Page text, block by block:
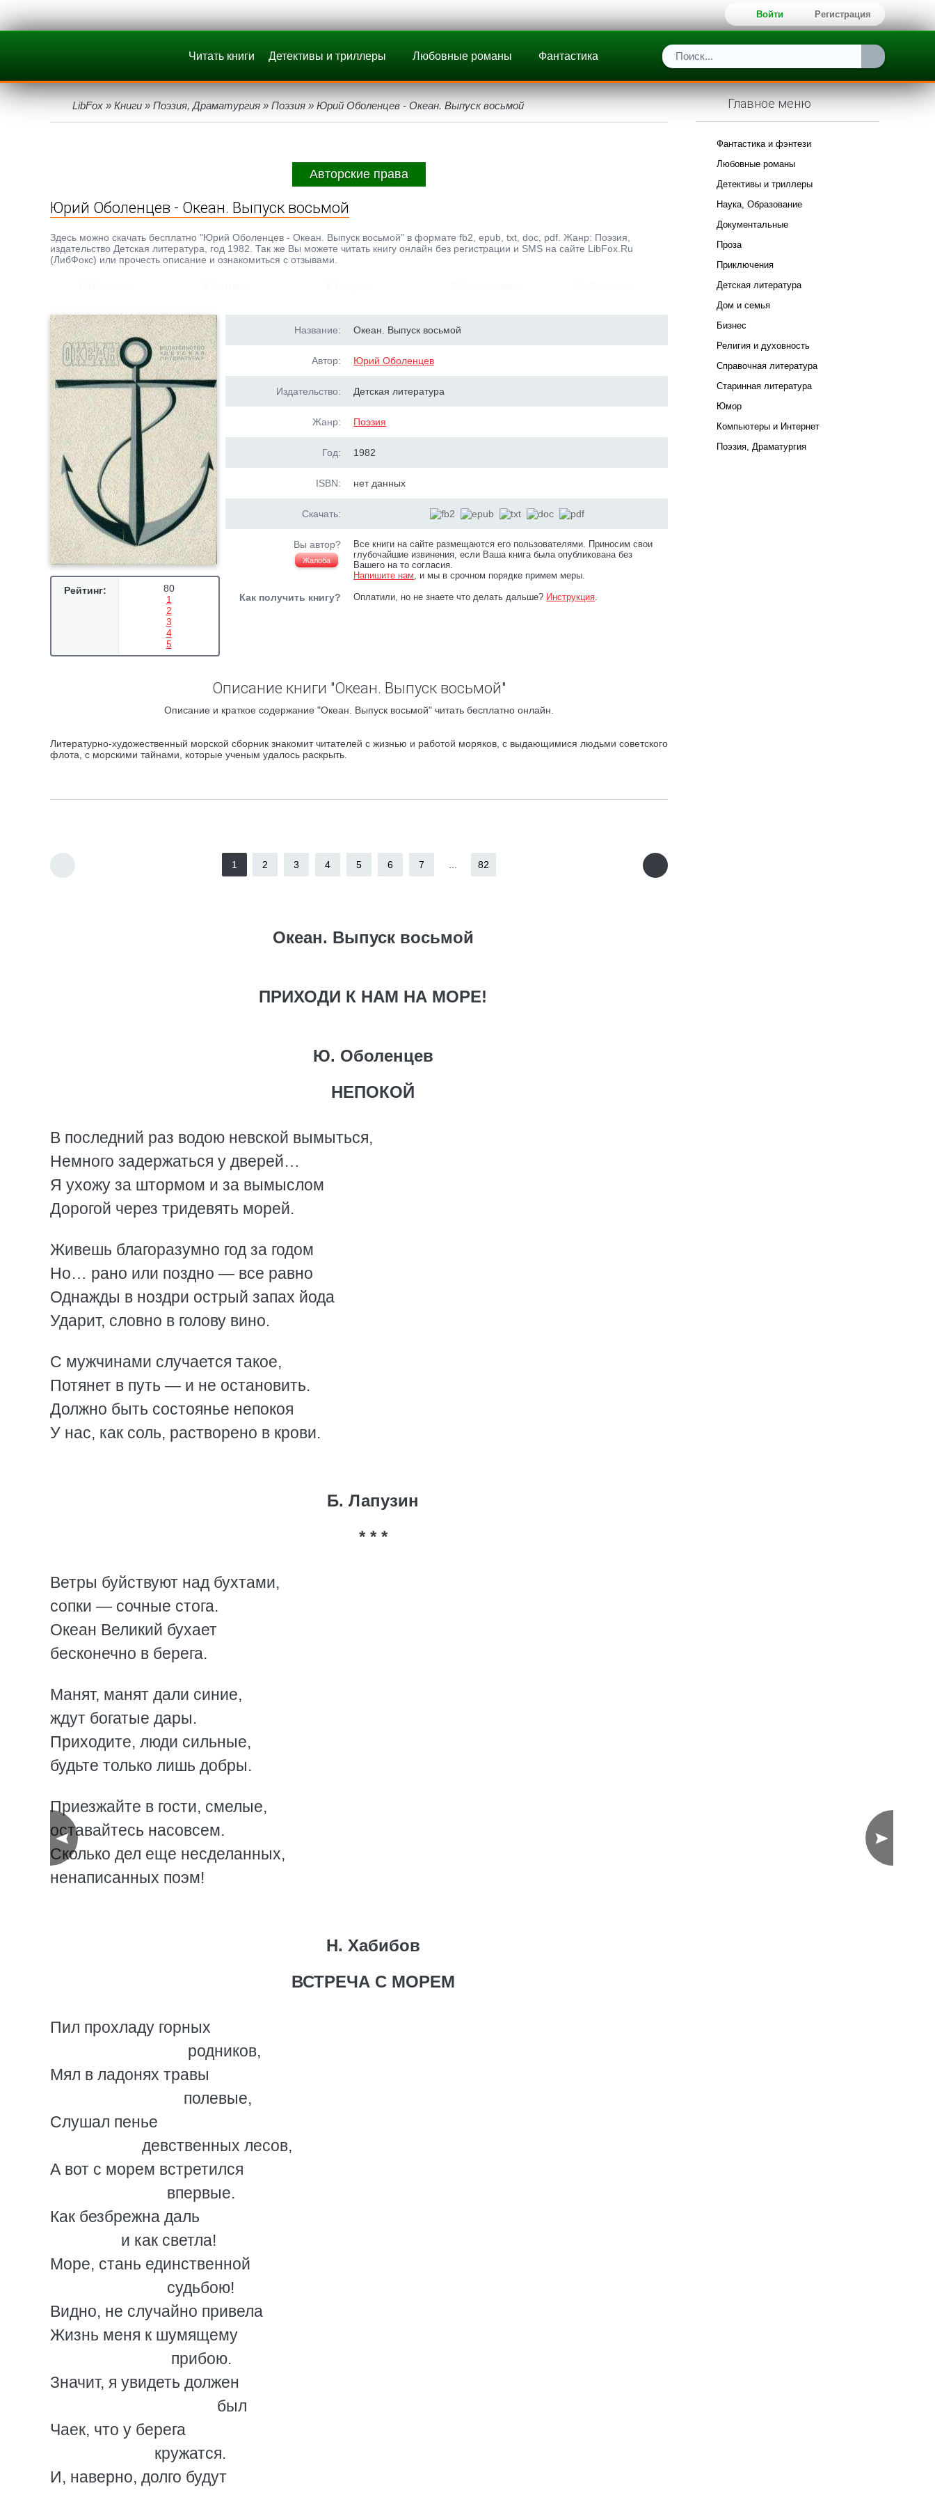
Войти Регистрация
Читать книги Детективы и триллеры Любовные романы Фантастика
LibFox » Книги » Поэзия, Драматургия » Поэзия » Юрий Оболенцев - Океан. Выпуск восьмой
Авторские права
Юрий Оболенцев - Океан. Выпуск восьмой
Здесь можно скачать бесплатно "Юрий Оболенцев - Океан. Выпуск восьмой" в формате fb2, epub, txt, doc, pdf. Жанр: Поэзия,
издательство Детская литература, год 1982. Так же Вы можете читать книгу онлайн без регистрации и SMS на сайте LibFox.Ru
(ЛибФокс) или прочесть описание и ознакомиться с отзывами.
Рейтинг:
80
1
2
3
4
5
Название: Океан. Выпуск восьмой
Автор: Юрий Оболенцев
Издательство: Детская литература
Жанр: Поэзия
Год: 1982
ISBN: нет данных
Скачать:
Вы автор?
Жалоба
Все книги на сайте размещаются его пользователями. Приносим свои
глубочайшие извинения, если Ваша книга была опубликована без
Вашего на то согласия.
Напишите нам, и мы в срочном порядке примем меры.
Как получить книгу? Оплатили, но не знаете что делать дальше? Инструкция.
Описание книги "Океан. Выпуск восьмой"
Описание и краткое содержание "Океан. Выпуск восьмой" читать бесплатно онлайн.
Литературно-художественный морской сборник знакомит читателей с жизнью и работой моряков, с выдающимися людьми советского
флота, с морскими тайнами, которые ученым удалось раскрыть.
1 2 3 4 5 6 7 82
Океан. Выпуск восьмой
ПРИХОДИ К НАМ НА МОРЕ!
Ю. Оболенцев
НЕПОКОЙ
В последний раз водою невской вымыться,
Немного задержаться у дверей…
Я ухожу за штормом и за вымыслом
Дорогой через тридевять морей.
Живешь благоразумно год за годом
Но… рано или поздно — все равно
Однажды в ноздри острый запах йода
Ударит, словно в голову вино.
С мужчинами случается такое,
Потянет в путь — и не остановить.
Должно быть состоянье непокоя
У нас, как соль, растворено в крови.
Б. Лапузин
* * *
Ветры буйствуют над бухтами,
сопки — сочные стога.
Океан Великий бухает
бесконечно в берега.
Манят, манят дали синие,
ждут богатые дары.
Приходите, люди сильные,
будьте только лишь добры.
Приезжайте в гости, смелые,
оставайтесь насовсем.
Сколько дел еще несделанных,
ненаписанных поэм!
Н. Хабибов
ВСТРЕЧА С МОРЕМ
Пил прохладу горных
родников,
Мял в ладонях травы
полевые,
Слушал пенье
девственных лесов,
А вот с морем встретился
впервые.
Как безбрежна даль
и как светла!
Море, стань единственной
судьбою!
Видно, не случайно привела
Жизнь меня к шумящему
прибою.
Значит, я увидеть должен
был
Чаек, что у берега
кружатся.
И, наверно, долго будут
Главное меню
Фантастика и фэнтези
Любовные романы
Детективы и триллеры
Наука, Образование
Документальные
Проза
Приключения
Детская литература
Дом и семья
Бизнес
Религия и духовность
Справочная литература
Старинная литература
Юмор
Компьютеры и Интернет
Поэзия, Драматургия